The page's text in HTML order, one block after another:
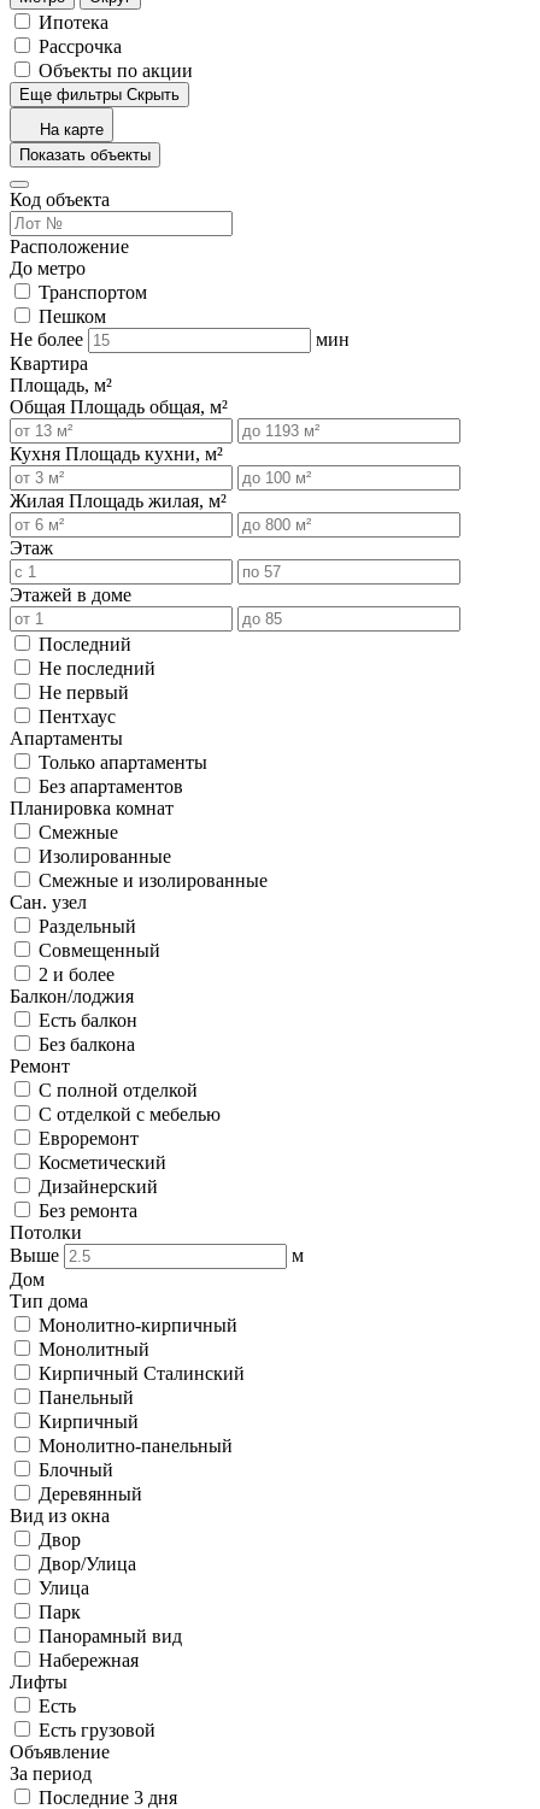
Ипотека
Рассрочка
Объекты по акции
Еще фильтры Скрыть
На карте
Показать объекты
Код объекта
Расположение
До метро
Транспортом
Пешком
Не более
мин
Квартира
Площадь, м²
Общая Площадь общая, м²
Кухня Площадь кухни, м²
Жилая Площадь жилая, м²
Этаж
Этажей в доме
Последний
Не последний
Не первый
Пентхаус
Апартаменты
Только апартаменты
Без апартаментов
Планировка комнат
Смежные
Изолированные
Смежные и изолированные
Сан. узел
Раздельный
Совмещенный
2 и более
Балкон/лоджия
Есть балкон
Без балкона
Ремонт
С полной отделкой
С отделкой с мебелью
Евроремонт
Косметический
Дизайнерский
Без ремонта
Потолки
Выше
м
Дом
Тип дома
Монолитно-кирпичный
Монолитный
Кирпичный Сталинский
Панельный
Кирпичный
Монолитно-панельный
Блочный
Деревянный
Вид из окна
Двор
Двор/Улица
Улица
Парк
Панорамный вид
Набережная
Лифты
Есть
Есть грузовой
Объявление
За период
Последние 3 дня